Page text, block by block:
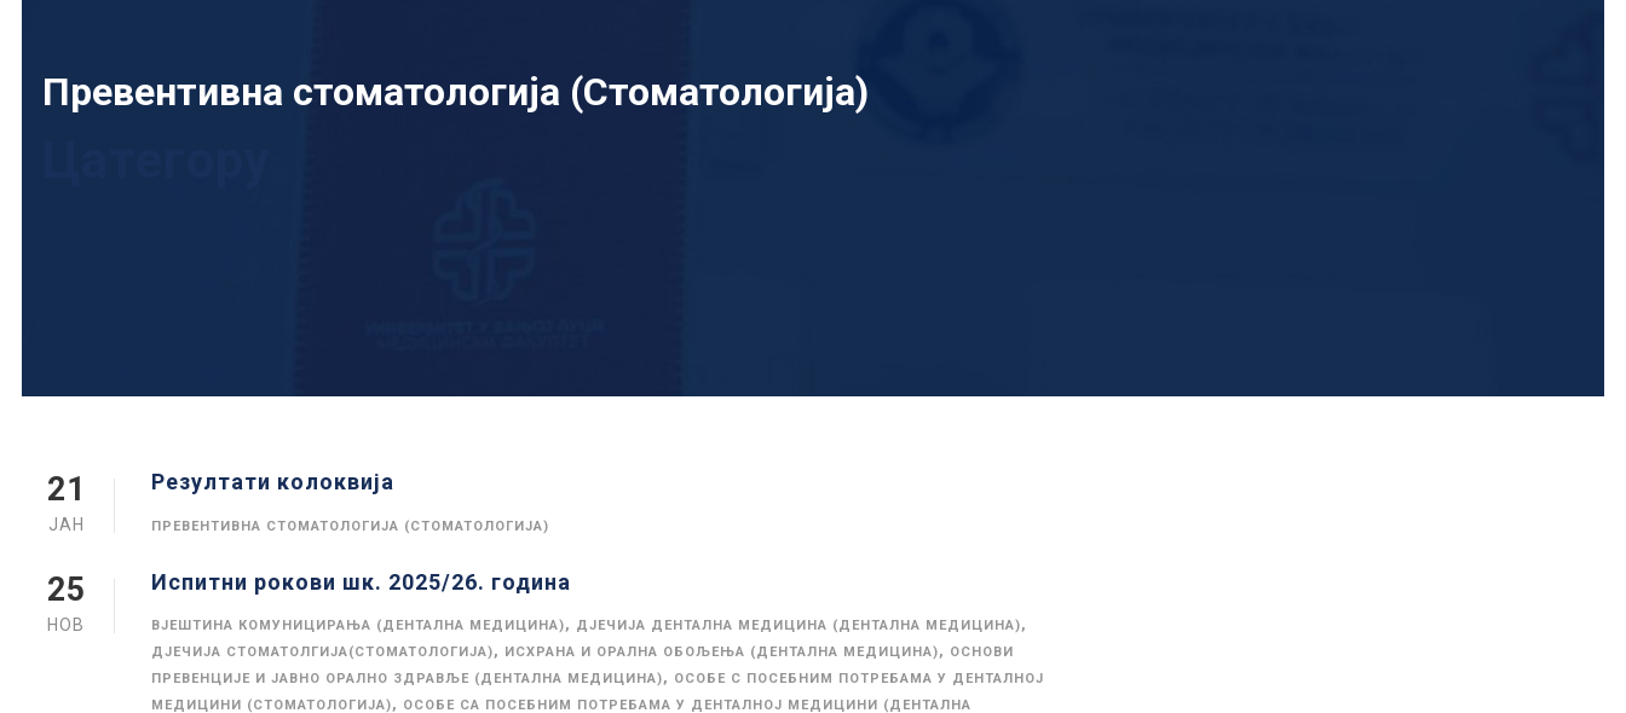
Превентивна стоматологија (Стоматологија)
21
ЈАН
Резултати колоквија
ПРЕВЕНТИВНА СТОМАТОЛОГИЈА (СТОМАТОЛОГИЈА)
25
НОВ
Испитни рокови шк. 2025/26. година
ВЈЕШТИНА КОМУНИЦИРАЊА (ДЕНТАЛНА МЕДИЦИНА), ДЈЕЧИЈА ДЕНТАЛНА МЕДИЦИНА (ДЕНТАЛНА МЕДИЦИНА),
ДЈЕЧИЈА СТОМАТОЛГИЈА(СТОМАТОЛОГИЈА), ИСХРАНА И ОРАЛНА ОБОЉЕЊА (ДЕНТАЛНА МЕДИЦИНА), ОСНОВИ
ПРЕВЕНЦИЈЕ И ЈАВНО ОРАЛНО ЗДРАВЉЕ (ДЕНТАЛНА МЕДИЦИНА), ОСОБЕ С ПОСЕБНИМ ПОТРЕБАМА У ДЕНТАЛНОЈ
МЕДИЦИНИ (СТОМАТОЛОГИЈА), ОСОБЕ СА ПОСЕБНИМ ПОТРЕБАМА У ДЕНТАЛНОЈ МЕДИЦИНИ (ДЕНТАЛНА